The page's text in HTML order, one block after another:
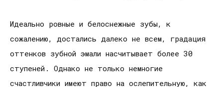
Идеально ровные и белоснежные зубы, к
сожалению, достались далеко не всем, градация
оттенков зубной эмали насчитывает более 30
ступеней. Однако не только немногие
счастливчики имеют право на ослепительную, как